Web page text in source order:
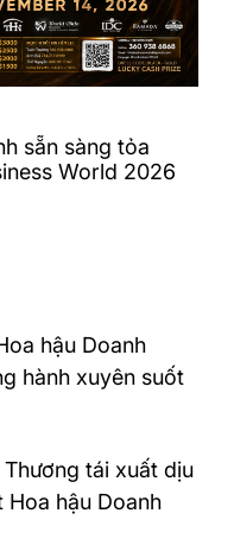
sẵn sàng tỏa
World 2026
hậu Doanh
hành xuyên suốt
Thương tái xuất dịu
hậu Doanh